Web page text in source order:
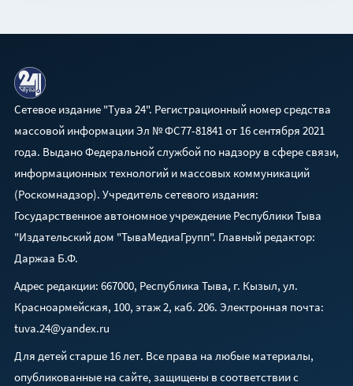
Сетевое издание "Тува 24". Регистрационный номер средства
массовой информации Эл № ФС77-81841 от 16 сентября 2021
года. Выдано Федеральной службой по надзору в сфере связи,
информационных технологий и массовых коммуникаций
(Роскомнадзор). Учредитель сетевого издания:
Государственное автономное учреждение Республики Тыва
"Издательский дом "ТываМедиаГрупп". Главный редактор:
Даржаа Б.Ф.
Адрес редакции: 667000, Республика Тыва, г. Кызыл, ул.
Красноармейская, 100, этаж 2, каб. 206. Электронная почта:
tuva.24@yandex.ru
Для детей старше 16 лет. Все права на любые материалы,
опубликованные на сайте, защищены в соответствии с